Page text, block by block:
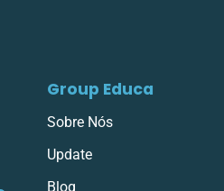
Group Educa
Sobre Nós
Update
Blog